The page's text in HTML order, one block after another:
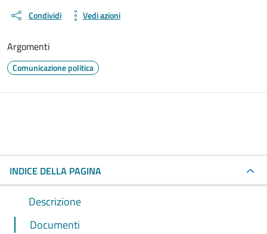
Condividi Vedi azioni
Argomenti
Comunicazione politica
INDICE DELLA PAGINA
Descrizione
Documenti